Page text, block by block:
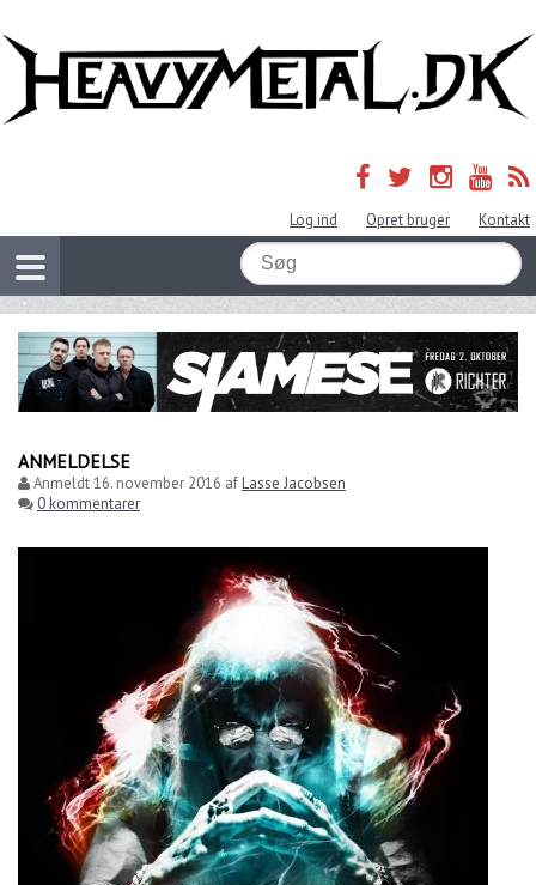
Log ind Opret bruger Kontakt
ANMELDELSE
Anmeldt16. november 2016 afLasse Jacobsen
0 kommentarer